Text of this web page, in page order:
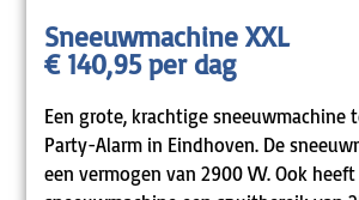
Sneeuwmachine XXL
€ 140,95 per dag
Een grote, krachtige sneeuwmachine
Party-Alarm in Eindhoven. De
een vermogen van 2900 VV. Ook